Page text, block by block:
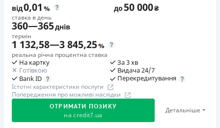
від0,01 %
ставка в день
до50 000₴
360—365днів
термін
1 132,58—3 845,25%
реальна річна процентна ставка
На картку
Готівкою
Bank ID
За 3 хв
Видача 24/7
Перекредитування
Істотні характеристики послуги
Попередження про можливі наслідки
ОТРИМАТИ ПОЗИКУ
на credit7.ua
Детальніше